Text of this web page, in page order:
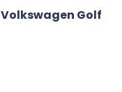
Volkswagen Golf